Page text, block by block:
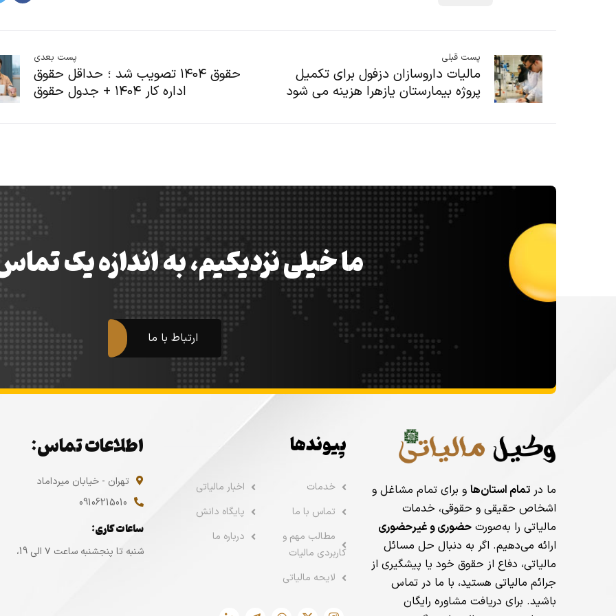
پست قبلی
مالیات داروسازان دزفول برای تکمیل
پروژه بیمارستان یازهرا هزینه می شود
پست بعدی
حقوق ۱۴۰۴ تصویب شد ؛ حداقل حقوق
اداره کار ۱۴۰۴ + جدول حقوق
ما خیلی نزدیکیم، به اندازه یک
ارتباط با ما
ما در تمام استان‌ها و برای تمام مشاغل و
اشخاص حقیقی و حقوقی، خدمات
مالیاتی را به‌صورت حضوری و غیرحضوری
ارائه می‌دهیم. اگر به دنبال حل مسائل
مالیاتی، دفاع از حقوق خود یا پیشگیری از
جرائم مالیاتی هستید، با ما در تماس
باشید. برای دریافت مشاوره رایگان
پیوندها
خدمات
اخبار مالیاتی
تماس با ما
پایگاه دانش
مطالب مهم و
کاربردی مالیات
درباره ما
لایحه مالیاتی
اطلاعات تماس:
تهران - خیابان میرداماد
09106215010
ساعات کاری:
شنبه تا پنجشنبه ساعت ۷ الی 19،